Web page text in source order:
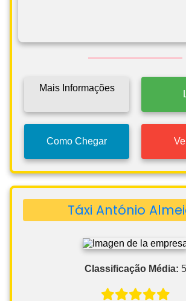
Mais Informações
Como Chegar
Táxi António
Classificação Média: 5